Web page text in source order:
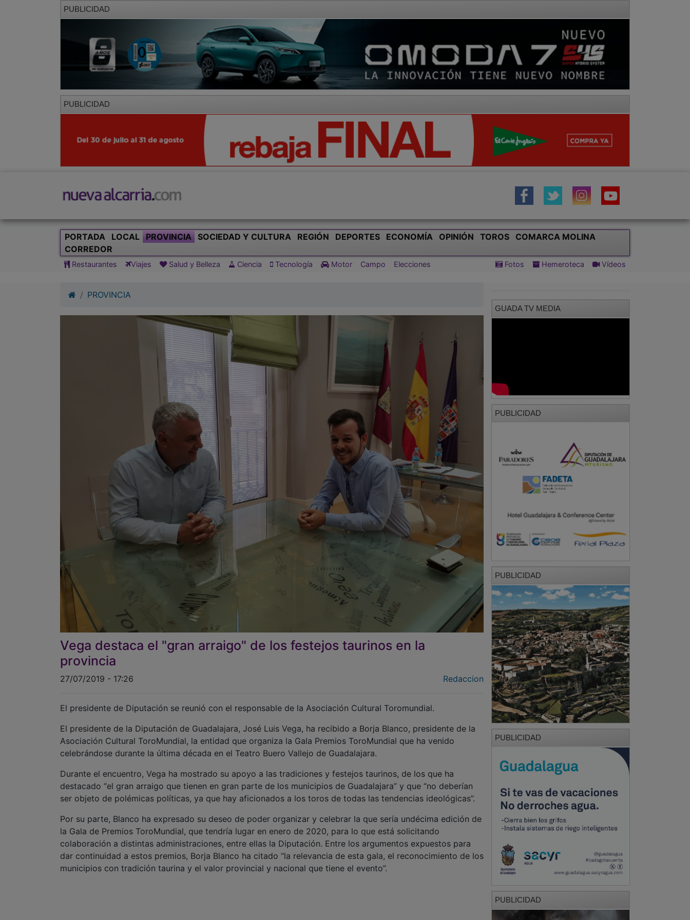
PUBLICIDAD
PUBLICIDAD
PORTADA LOCAL PROVINCIA SOCIEDAD Y CULTURA REGIÓN DEPORTES ECONOMÍA OPINIÓN TOROS
COMARCA MOLINA
CORREDOR
Restaurantes Viajes Salud y Belleza Ciencia Tecnología Motor Campo Elecciones Fotos Hemeroteca Vídeos
PROVINCIA
Vega destaca el "gran arraigo" de los festejos taurinos en la
provincia
27/07/2019 - 17:26 Redaccion
El presidente de Diputación se reunió con el responsable de la Asociación Cultural Toromundial.
El presidente de la Diputación de Guadalajara, José Luis Vega, ha recibido a Borja Blanco, presidente de la
Asociación Cultural ToroMundial, la entidad que organiza la Gala Premios ToroMundial que ha venido
celebrándose durante la última década en el Teatro Buero Vallejo de Guadalajara.
Durante el encuentro, Vega ha mostrado su apoyo a las tradiciones y festejos taurinos, de los que ha
destacado “el gran arraigo que tienen en gran parte de los municipios de Guadalajara” y que “no deberían
ser objeto de polémicas políticas, ya que hay aficionados a los toros de todas las tendencias ideológicas”.
Por su parte, Blanco ha expresado su deseo de poder organizar y celebrar la que sería undécima edición de
la Gala de Premios ToroMundial, que tendría lugar en enero de 2020, para lo que está solicitando
colaboración a distintas administraciones, entre ellas la Diputación. Entre los argumentos expuestos para
dar continuidad a estos premios, Borja Blanco ha citado “la relevancia de esta gala, el reconocimiento de los
municipios con tradición taurina y el valor provincial y nacional que tiene el evento”.
GUADA TV MEDIA
PUBLICIDAD
PUBLICIDAD
PUBLICIDAD
PUBLICIDAD